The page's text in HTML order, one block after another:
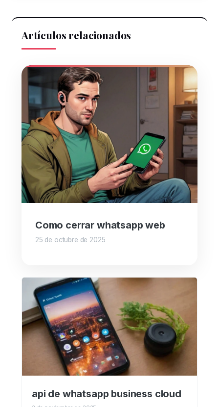
Artículos relacionados
Como cerrar whatsapp web
25 de octubre de 2025
api de whatsapp business cloud